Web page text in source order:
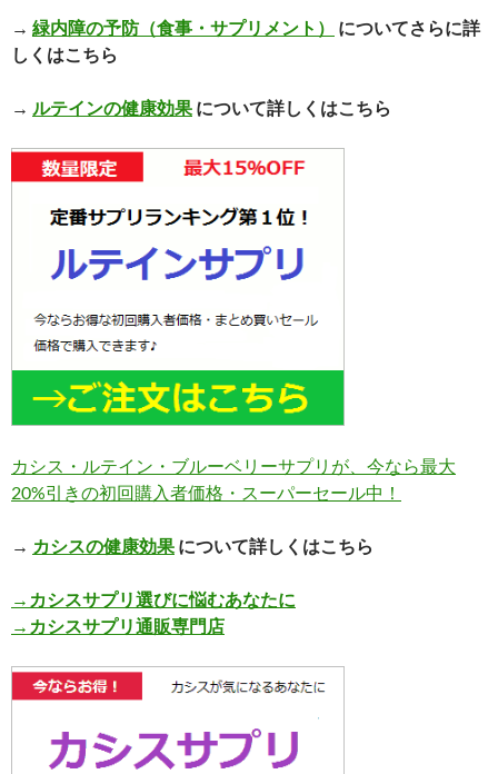
→ 緑内障の予防（食事・サプリメント）
についてさらに詳
しくはこちら
→ ルテインの健康効果 について詳しくはこちら
カシス・ルテイン・ブルーベリーサプリが、今なら最大
20%引きの初回購入者価格・スーパーセール中！
→ カシスの健康効果 について詳しくはこちら
→カシスサプリ選びに悩むあなたに
→カシスサプリ通販専門店